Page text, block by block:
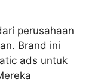
perusahaan
Brand ini
ads untuk